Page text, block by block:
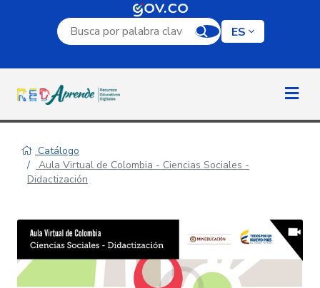
Campo de búsqueda por palabra clave
ES
Catálogo
Aula Virtual de Colombia - Ciencias Sociales -
Didactización